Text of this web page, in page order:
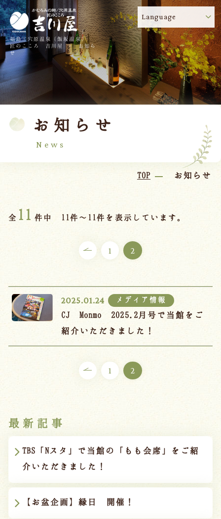
福島・穴原温泉（飯坂温泉）
匠のこころ 吉川屋 - お知ら
せ
Language
お知らせ
News
TOP お知らせ
全 11 件中 11件～11件を表示しています。
1 2
2025.01.24 メディア情報
CJ Monmo 2025.2月号で当館をご
紹介いただきました！
1 2
最新記事
TBS「Nスタ」で当館の「もも会席」をご紹
介いただきました！
【お盆企画】縁日 開催！
! 吉川屋のコロナウイルス感染症対策について
TOP 吉川屋について
温泉 客室
料理
館内
ご宿泊プラン
お部屋からプランを選ぶ
空室カレンダーから選ぶ
会議・団体 吉川屋で過ごす特別な日
よくあるご質問
キャンセルポリシー
宿泊約款
オンラインショップ
吉川屋×温泉むすめ